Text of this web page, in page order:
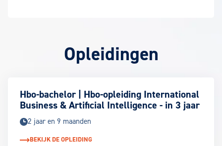
Opleidingen bij EuroCollegeOpleidingen
Hbo-bachelor | Hbo-opleiding International
Business & Artificial Intelligence - in 3 jaar
2 jaar en 9 maanden
BEKIJK DE OPLEIDING